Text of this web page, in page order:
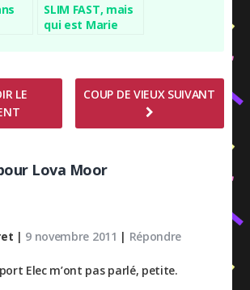
SLIM FAST, mais
qui est Marie
LE
COUP DE VIEUX SUIVANT
Lova Moor
| 9 novembre 2011 | Répondre
Elec m’ont pas parlé, petite.